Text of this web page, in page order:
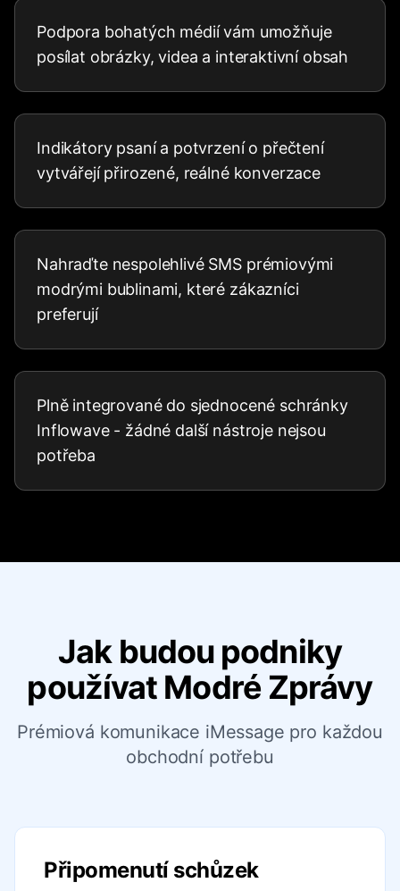
Podpora bohatých médií vám umožňuje
posílat obrázky, videa a interaktivní obsah
Indikátory psaní a potvrzení o přečtení
vytvářejí přirozené, reálné konverzace
Nahraďte nespolehlivé SMS prémiovými
modrými bublinami, které zákazníci
preferují
Plně integrované do sjednocené schránky
Inflowave - žádné další nástroje nejsou
potřeba
Jak budou podniky
používat Modré Zprávy
Prémiová komunikace iMessage pro každou
obchodní potřebu
Připomenutí schůzek